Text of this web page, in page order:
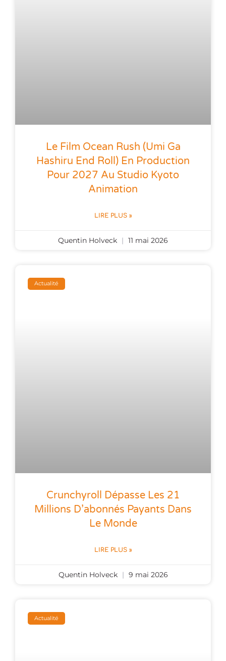
Le Film Ocean Rush (Umi Ga
Hashiru End Roll) En Production
Pour 2027 Au Studio Kyoto
Animation
LIRE PLUS »
Quentin Holveck 11 mai 2026
Actualité
Crunchyroll Dépasse Les 21
Millions D’abonnés Payants Dans
Le Monde
LIRE PLUS »
Quentin Holveck 9 mai 2026
Actualité